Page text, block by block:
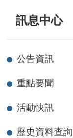
訊息中心
公告資訊
重點要聞
活動快訊
歷史資料查詢